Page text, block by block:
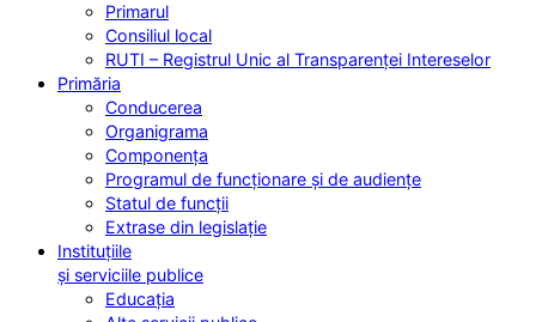
Primarul
Consiliul local
RUTI – Registrul Unic al Transparenței Intereselor
Primăria
Conducerea
Organigrama
Componența
Programul de funcționare și de audiențe
Statul de funcții
Extrase din legislație
Instituțiile
și serviciile publice
Educația